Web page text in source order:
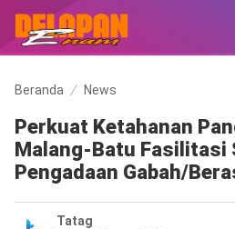
Beranda News
Perkuat Ketahanan
Malang-Batu Fasilitasi
Pengadaan Gabah/
Tatag